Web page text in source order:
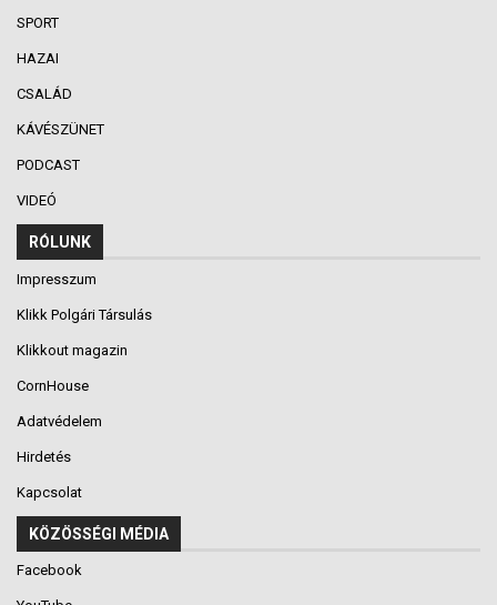
SPORT
HAZAI
CSALÁD
KÁVÉSZÜNET
PODCAST
VIDEÓ
RÓLUNK
Impresszum
Klikk Polgári Társulás
Klikkout magazin
CornHouse
Adatvédelem
Hirdetés
Kapcsolat
KÖZÖSSÉGI MÉDIA
Facebook